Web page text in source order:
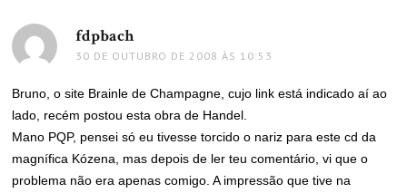
fdpbachdisse:
30 DE OUTUBRO DE 2008 ÀS 10:53
Bruno, o site Brainle de Champagne, cujo link está indicado aí ao
lado, recém postou esta obra de Handel.
Mano PQP, pensei só eu tivesse torcido o nariz para este cd da
magnífica Kózena, mas depois de ler teu comentário, vi que o
problema não era apenas comigo. A impressão que tive na